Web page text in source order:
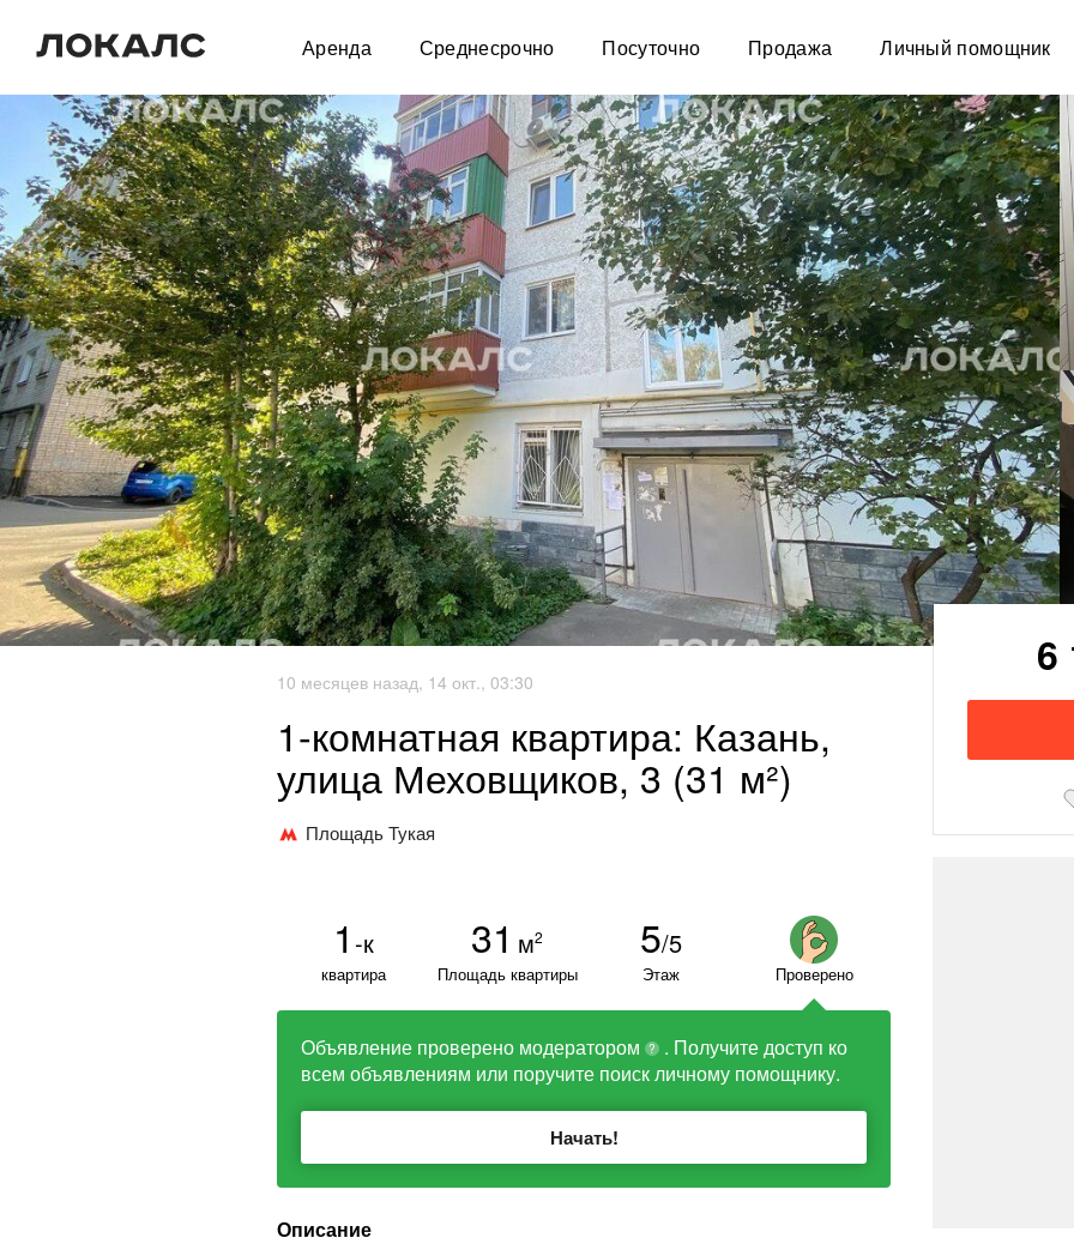
Аренда Среднесрочно Посуточно Продажа Личный помощник
10 месяцев назад, 14 окт., 03:30
1-комнатная квартира: Казань,
улица Меховщиков, 3 (31 м²)
Площадь Тукая
1 -к
квартира
31 м2
Площадь квартиры
5/5
Этаж Проверено
Объявление проверено модератором ? . Получите доступ ко
всем объявлениям или поручите поиск личному помощнику.
Начать!
Описание
6